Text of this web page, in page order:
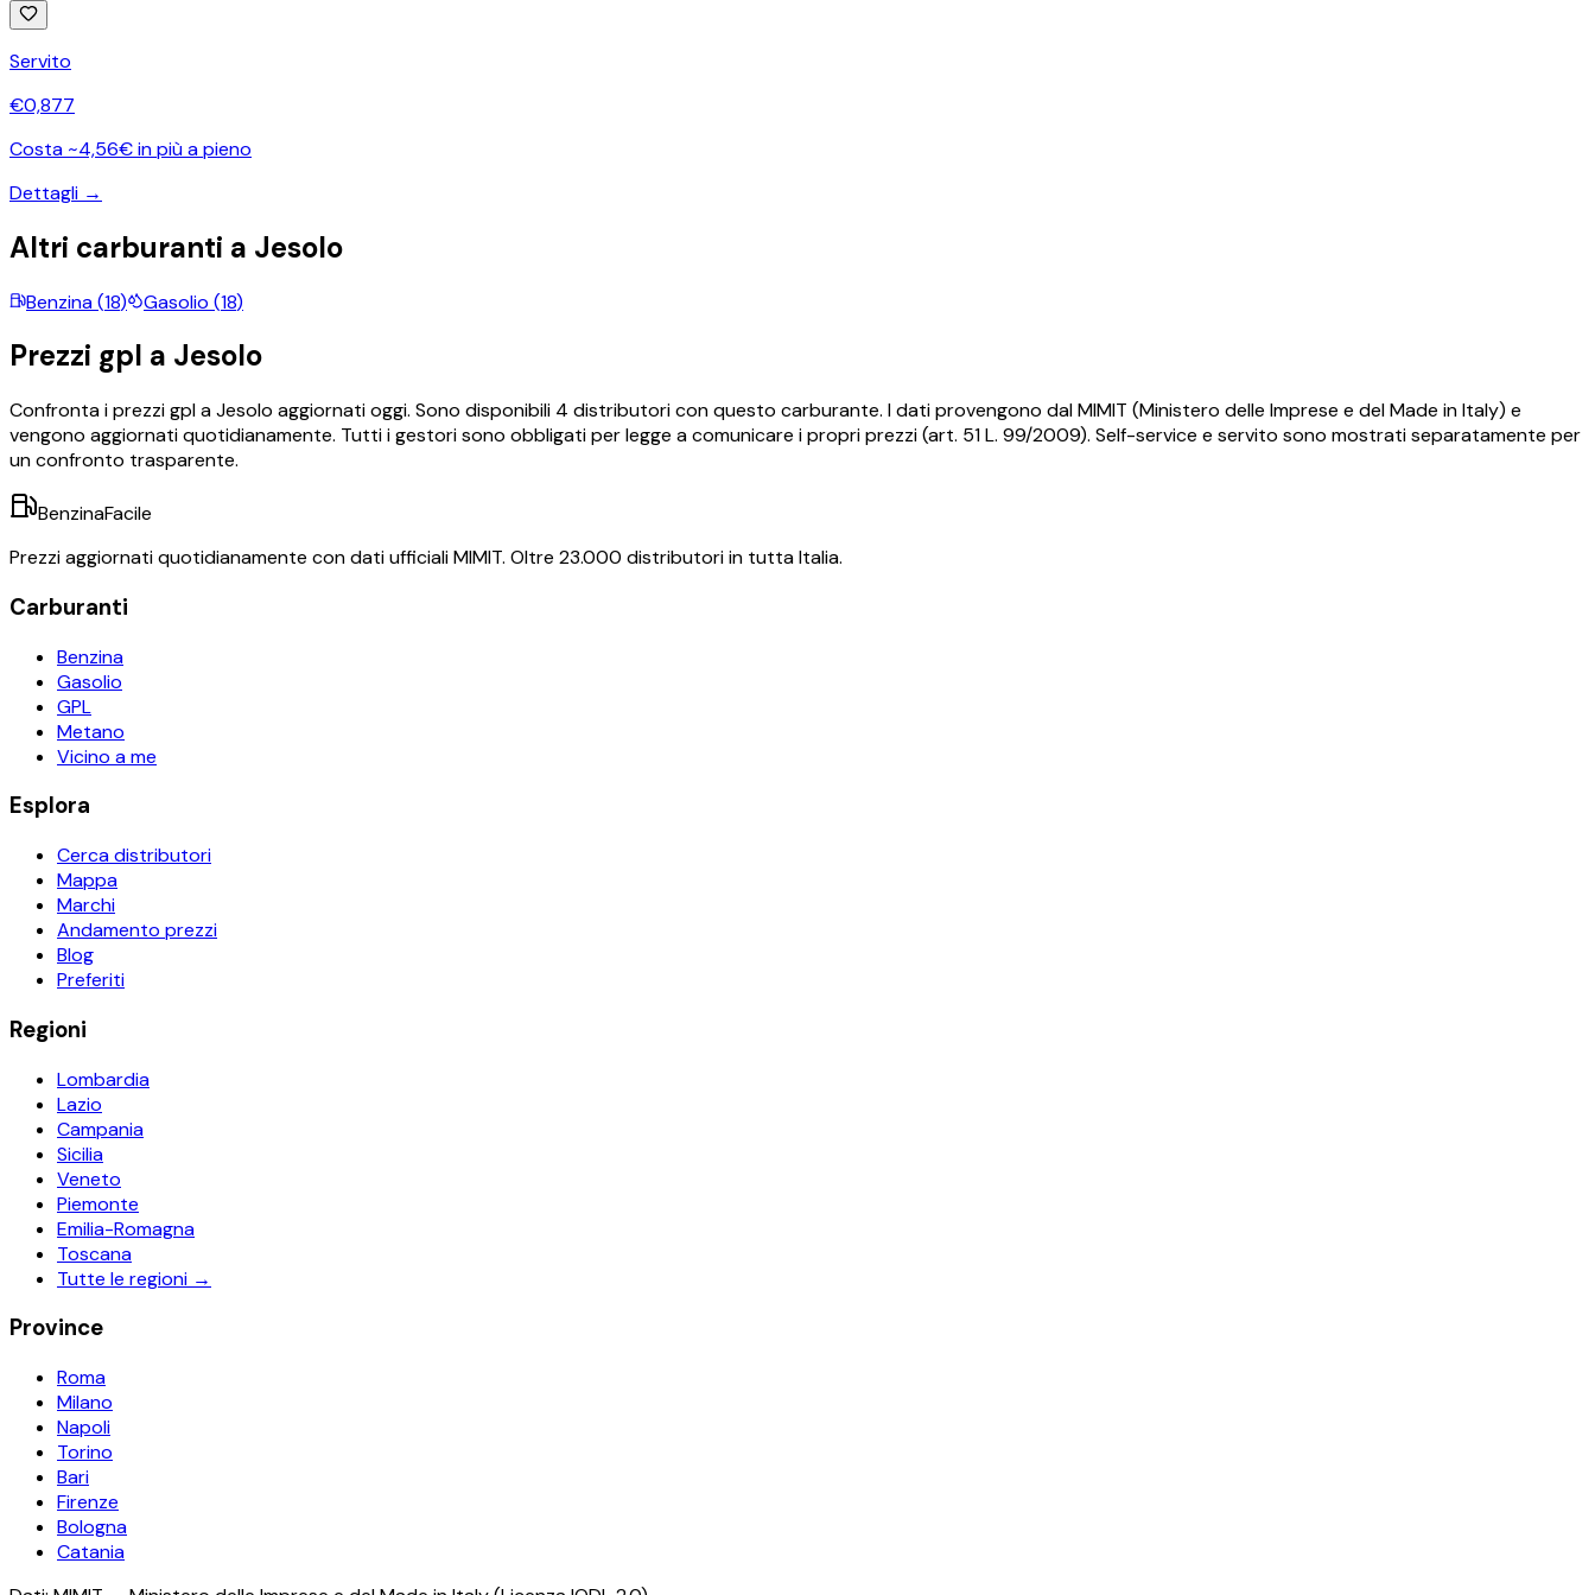
Servito
€0,877
Costa ~4,56€ in più a pieno
Dettagli →
Altri carburanti a Jesolo
Benzina(18) Gasolio (18)
Prezzi gpl a Jesolo
Confronta i prezzigplaJesolo aggiornati oggi. Sono disponibili 4 distributori con questo carburante. I dati provengono dal MIMIT (Ministero delle Imprese e del Made in Italy) e
vengono aggiornati quotidianamente. Tutti i gestori sono obbligati per legge a comunicare i propri prezzi (art. 51 L. 99/2009). Self-service e servito sono mostrati separatamente per
un confronto trasparente.
BenzinaFacile
Prezzi aggiornati quotidianamente con dati ufficiali MIMIT. Oltre 23.000 distributori in tutta Italia.
Carburanti
Benzina
Gasolio
GPL
Metano
Vicino a me
Esplora
Cerca distributori
Mappa
Marchi
Andamento prezzi
Blog
Preferiti
Regioni
Lombardia
Lazio
Campania
Sicilia
Veneto
Piemonte
Emilia-Romagna
Toscana
Tutte le regioni →
Province
Roma
Milano
Napoli
Torino
Bari
Firenze
Bologna
Catania